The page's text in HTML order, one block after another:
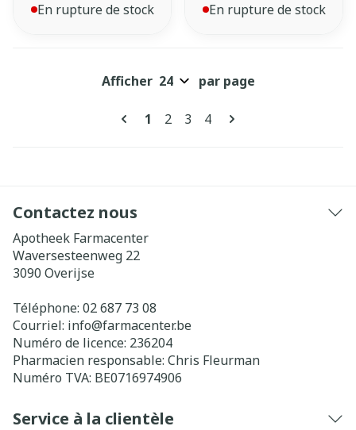
En rupture de stock En rupture de stock
Pages
Vous lisez actuellement la page
1 Page
2 Page
3 Page
4
Afficher par page
Contactez nous
Apotheek Farmacenter
Waversesteenweg 22
3090 Overijse
Téléphone: 02 687 73 08
Courriel: info@farmacenter.be
Numéro de licence: 236204
Pharmacien responsable: Chris Fleurman
Numéro TVA: BE0716974906
Service à la clientèle